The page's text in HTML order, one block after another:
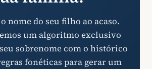
nome do seu filho ao acaso.
um algoritmo exclusivo
sobrenome com o histórico
fonéticas para gerar um